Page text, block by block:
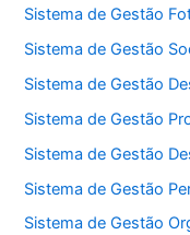
Sistema de Gestão
Sistema de Gestão
Sistema de Gestão
Sistema de Gestão
Sistema de Gestão
Sistema de Gestão
Sistema de Gestão